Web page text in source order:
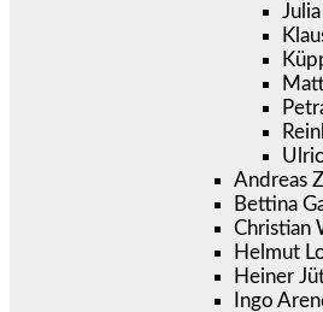
Andreas
Bettina
Christian
Helmut
Heiner
Ingo